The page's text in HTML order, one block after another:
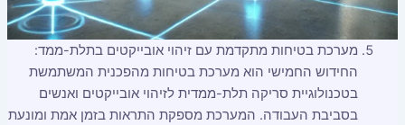
מערכת בטיחות מתקדמת עם זיהוי אובייקטים בתלת-ממד:
החידוש החמישי הוא מערכת בטיחות מהפכנית המשתמשת
בטכנולוגיית סריקה תלת-ממדית לזיהוי אובייקטים ואנשים
בסביבת העבודה. המערכת מספקת התראות בזמן אמת ומונעת